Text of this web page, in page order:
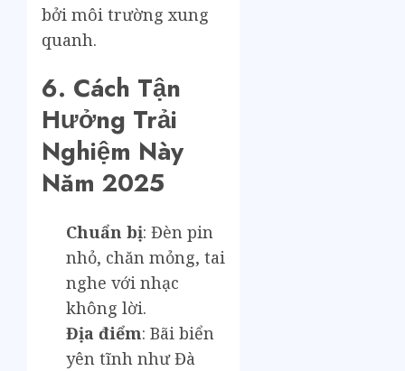
bởi môi trường xung
quanh.
6. Cách Tận
Hưởng Trải
Nghiệm Này
Năm 2025
Chuẩn bị: Đèn pin
nhỏ, chăn mỏng, tai
nghe với nhạc
không lời.
Địa điểm: Bãi biển
yên tĩnh như Đà